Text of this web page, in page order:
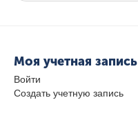
Моя учетная запись
Войти
Создать учетную запись